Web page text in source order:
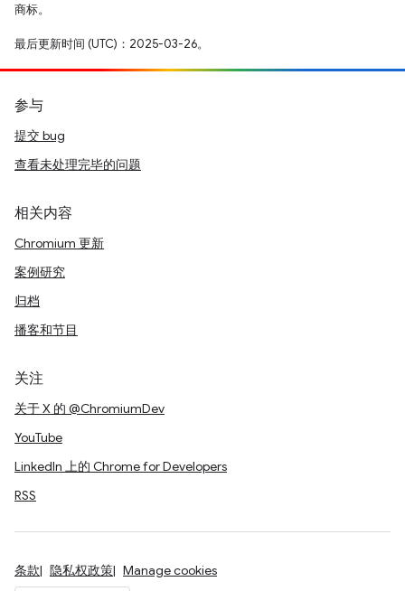
商标。
最后更新时间 (UTC)：2025-03-26。
参与
提交 bug
查看未处理完毕的问题
相关内容
Chromium 更新
案例研究
归档
播客和节目
关注
关于 X 的 @ChromiumDev
YouTube
LinkedIn 上的 Chrome for Developers
RSS
条款 隐私权政策 Manage cookies